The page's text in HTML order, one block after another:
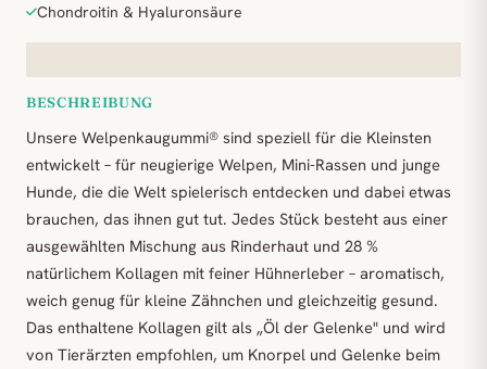
Chondroitin & Hyaluronsäure
BESCHREIBUNG
Unsere Welpenkaugummi® sind speziell für die Kleinsten
entwickelt – für neugierige Welpen, Mini-Rassen und junge
Hunde, die die Welt spielerisch entdecken und dabei etwas
brauchen, das ihnen gut tut. Jedes Stück besteht aus einer
ausgewählten Mischung aus Rinderhaut und 28 %
natürlichem Kollagen mit feiner Hühnerleber – aromatisch,
weich genug für kleine Zähnchen und gleichzeitig gesund.
Das enthaltene Kollagen gilt als „Öl der Gelenke" und wird
von Tierärzten empfohlen, um Knorpel und Gelenke beim